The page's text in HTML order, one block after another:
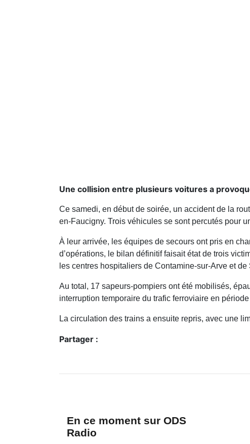
Une collision entre plusieurs voitures a
Ce samedi, en début de soirée, un accident de la
en-Faucigny. Trois véhicules se sont percutés pour
À leur arrivée, les équipes de secours ont pris en
d’opérations, le bilan définitif faisait état de trois
les centres hospitaliers de Contamine-sur-Arve et
Au total, 17 sapeurs-pompiers ont été mobilisés,
interruption temporaire du trafic ferroviaire en
La circulation des trains a ensuite repris, avec une
Partager :
En ce moment sur ODS
Radio